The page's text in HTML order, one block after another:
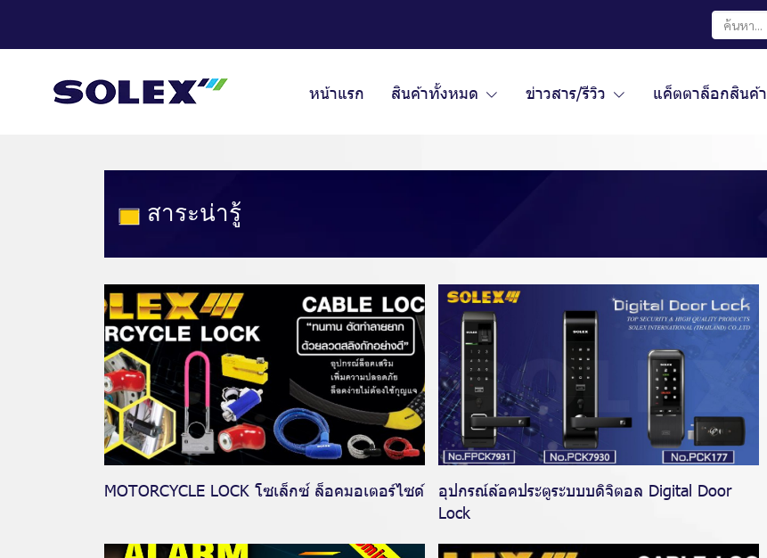
หน้าแรก สินค้าทั้งหมด ข่าวสาร/รีวิว แค็ตตาล็อกสินค้า
สาระน่ารู้
MOTORCYCLE LOCK โซเล็กซ์ ล็อคมอเตอร์ไซด์
อุปกรณ์ล้อคประตูระบบบดิจิตอล Digital Door
Lock